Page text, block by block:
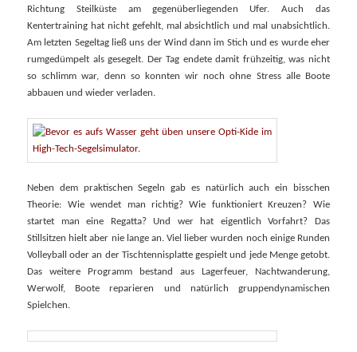
Richtung Steilküste am gegenüberliegenden Ufer. Auch das
Kentertraining hat nicht gefehlt, mal absichtlich und mal unabsichtlich.
Am letzten Segeltag ließ uns der Wind dann im Stich und es wurde eher
rumgedümpelt als gesegelt. Der Tag endete damit frühzeitig, was nicht
so schlimm war, denn so konnten wir noch ohne Stress alle Boote
abbauen und wieder verladen.
Neben dem praktischen Segeln gab es natürlich auch ein bisschen
Theorie: Wie wendet man richtig? Wie funktioniert Kreuzen? Wie
startet man eine Regatta? Und wer hat eigentlich Vorfahrt? Das
Stillsitzen hielt aber nie lange an. Viel lieber wurden noch einige Runden
Volleyball oder an der Tischtennisplatte gespielt und jede Menge getobt.
Das weitere Programm bestand aus Lagerfeuer, Nachtwanderung,
Werwolf, Boote reparieren und natürlich gruppendynamischen
Spielchen.